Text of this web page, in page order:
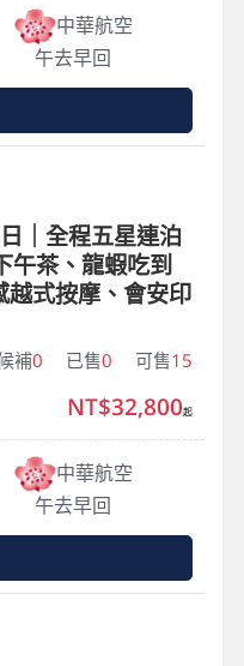
中華航空
午去早回
｜全程五星連泊
午茶、龍蝦吃到
式按摩、會安印
補0 已售0 可售15
中華航空
午去早回
NT$32,800起